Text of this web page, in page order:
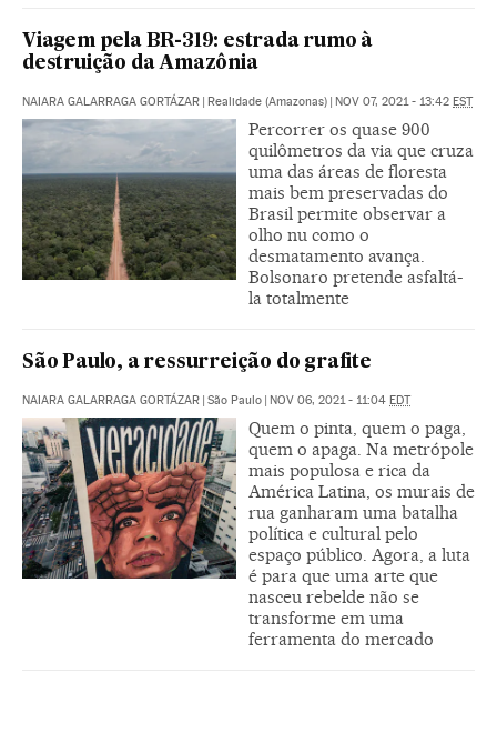
Viagem pela BR-319: estrada rumo à
destruição da Amazônia
NAIARA GALARRAGA GORTÁZAR | Realidade (Amazonas) | NOV 07, 2021 - 13:42 EST
Percorrer os quase 900
quilômetros da via que cruza
uma das áreas de floresta
mais bem preservadas do
Brasil permite observar a
olho nu como o
desmatamento avança.
Bolsonaro pretende asfaltá-
la totalmente
São Paulo, a ressurreição do grafite
NAIARA GALARRAGA GORTÁZAR | São Paulo | NOV 06, 2021 - 11:04 EDT
Quem o pinta, quem o paga,
quem o apaga. Na metrópole
mais populosa e rica da
América Latina, os murais de
rua ganharam uma batalha
política e cultural pelo
espaço público. Agora, a luta
é para que uma arte que
nasceu rebelde não se
transforme em uma
ferramenta do mercado